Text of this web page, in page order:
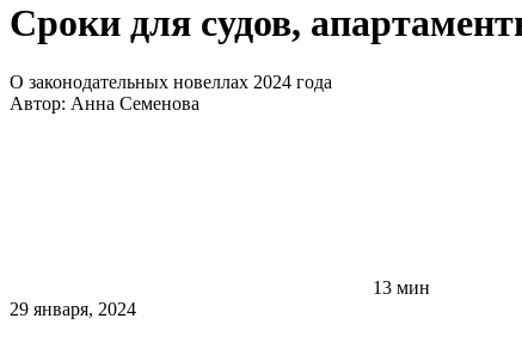
Сроки для судов,
О законодательных новеллах 2024 года
Автор: Анна Семенова
13 мин
29 января, 2024